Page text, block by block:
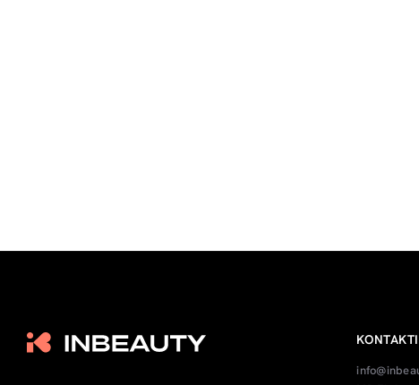
KONTAKTI